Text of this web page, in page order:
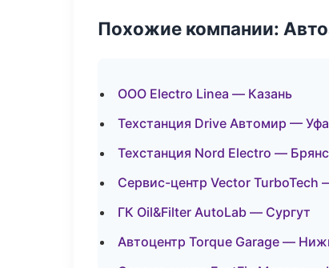
Похожие компании:
ООО Electro Linea — Казань
Техстанция Drive Автомир — Уфа
Техстанция Nord Electro —
Сервис-центр Vector TurboTech
ГК Oil&Filter AutoLab — Сургут
Автоцентр Torque Garage —